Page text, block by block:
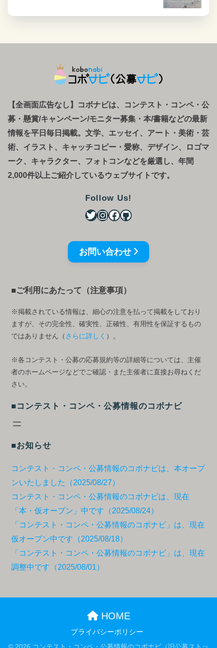
【全画面広告なし】コボナビは、コンテスト・コンペ・ 公
募 ・ 懸賞/キャンペーン/モニター募集・本/書籍などの最新
情報を平日毎日掲載。文学、エッセイ、アート・美術・芸
術、イラスト、キャッチコピー・愛称、デザイン、ロゴマ
ーク、キャラクター、フォトコンなどを厳選し、年間
2,000件以上ご紹介しているウェブサイトです。
Follow Us!
お問い合わせ
■ご利用にあたって（注意事項）
※掲載されている情報は、細心の注意を払って掲載をしており
ますが、その完全性、確実性、正確性、有用性を保証するもの
ではありません（ さらに詳しく ）。
※各コンテスト・公募の応募規約等の詳細等については、主催
者のホームページなどでご確認・また主催者に直接お尋ねくだ
さい。
■コンテスト・コンペ・公募情報のコボナビ
■お知らせ
コンテスト・コンペ・公募情報のコボナビは、本オープ
ンいたしました（2025/08/27）
コンテスト・コンペ・公募情報のコボナビは、現在
「本・仮オープン」中です（2025/08/24）
「コンテスト・コンペ・公募情報のコボナビ」は、現在
仮オープン中です（2025/08/18）
「コンテスト・コンペ・公募情報のコボナビ」は、現在
調整中です（2025/08/01）
HOME
プライバシーポリシー